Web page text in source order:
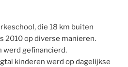
die 18 km buiten
2010 op diverse manieren.
werd gefinancierd.
kinderen werd op dagelijkse